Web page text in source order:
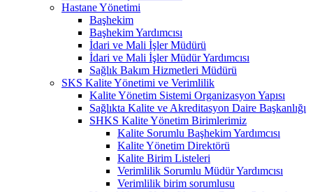
Hastane Yönetimi
Başhekim
Başhekim Yardımcısı
İdari ve Mali İşler Müdürü
İdari ve Mali İşler Müdür Yardımcısı
Sağlık Bakım Hizmetleri Müdürü
SKS Kalite Yönetimi ve Verimlilik
Kalite Yönetim Sistemi Organizasyon Yapısı
Sağlıkta Kalite ve Akreditasyon Daire Başkanlığı
SHKS Kalite Yönetim Birimlerimiz
Kalite Sorumlu Başhekim Yardımcısı
Kalite Yönetim Direktörü
Kalite Birim Listeleri
Verimlilik Sorumlu Müdür Yardımcısı
Verimlilik birim sorumlusu